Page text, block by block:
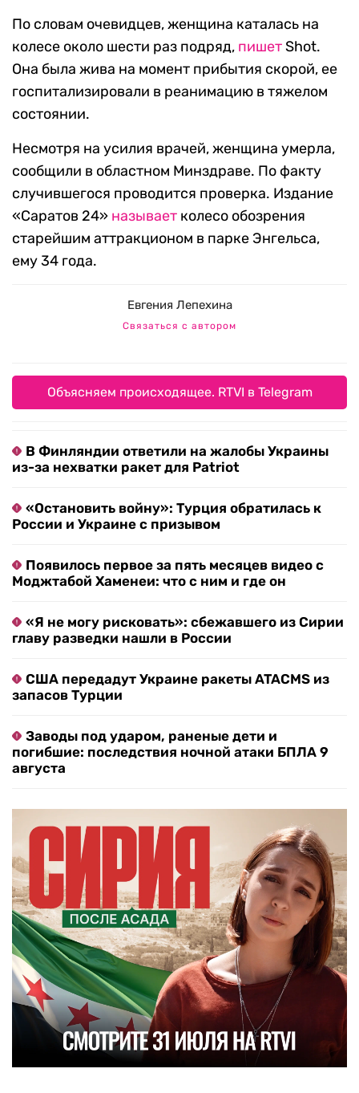
По словам очевидцев, женщина каталась на
колесе около шести раз подряд, пишетShot.
Она была жива на момент прибытия скорой, ее
госпитализировали в реанимацию в тяжелом
состоянии.
Несмотря на усилия врачей, женщина умерла,
сообщили в областном Минздраве. По факту
случившегося проводится проверка. Издание
«Саратов 24» называет колесо обозрения
старейшим аттракционом в парке Энгельса,
ему 34 года.
Евгения Лепехина
Связаться с автором
Объясняем происходящее. RTVI в Telegram
В Финляндии ответили на жалобы Украины
из-за нехватки ракет для Patriot
«Остановить войну»: Турция обратилась к
России и Украине с призывом
Появилось первое за пять месяцев видео с
Моджтабой Хаменеи: что с ним и где он
«Я не могу рисковать»: сбежавшего из Сирии
главу разведки нашли в России
США передадут Украине ракеты ATACMS из
запасов Турции
Заводы под ударом, раненые дети и
погибшие: последствия ночной атаки БПЛА 9
августа